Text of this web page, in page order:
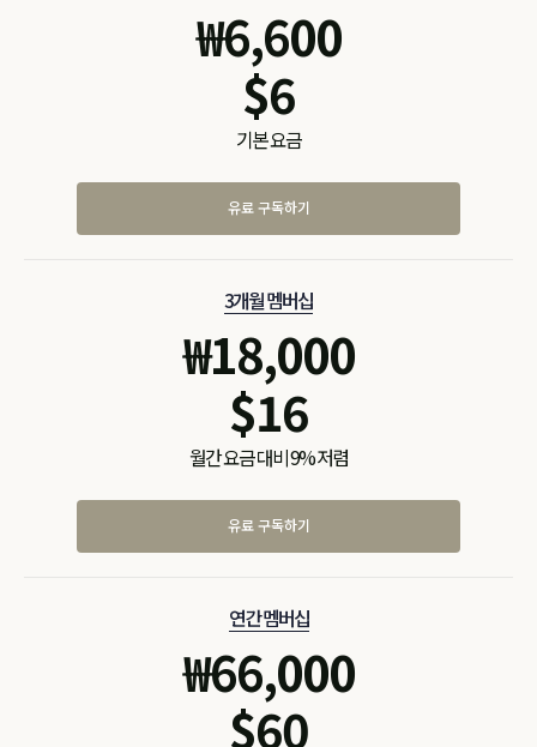
₩6,600
$6
기본 요금
유료 구독하기
3개월 멤버십
₩18,000
$16
월간 요금 대비 9% 저렴
유료 구독하기
연간 멤버십
₩66,000
$60